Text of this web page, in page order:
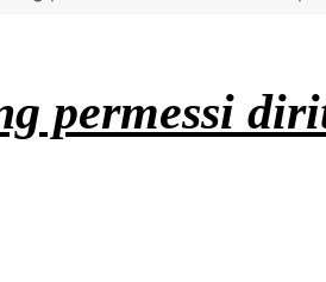
permessi